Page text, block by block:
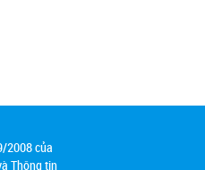
2008 của
Thông tin